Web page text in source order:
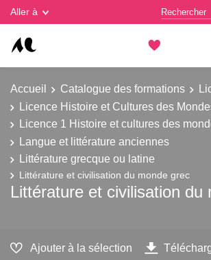
Aller à
Accueil Catalogue des formations
Licence Histoire et Cultures des
Licence 1 Histoire et cultures des
Langue et littérature anciennes
Littérature grecque ou latine
Littérature et civilisation du monde grec
Littérature et civilisation du
Ajouter à la sélection
Gestion des cookies